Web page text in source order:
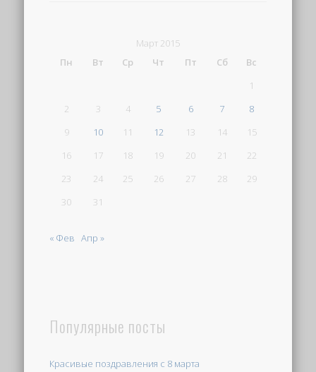
Март 2015
Пн
Вт Ср Чт Пт Сб
Вс
1
2
3 4 5 6 7
8
9
10 11 12 13 14
15
16
17 18 19 20 21
22
23
24 25 26 27 28
29
30
31
« Фев Апр »
Популярные посты
Красивые поздравления с 8 марта